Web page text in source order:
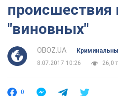
происшествия
"виновных"
OBOZ.UA
8.07.2017 10:26
26,0
0